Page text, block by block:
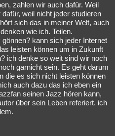
zahlen wir auch dafür. Weil
weil nicht jeder studieren
sich das in meiner Welt, auch
wie ich. Teilen.
kann sich jeder Internet
leisten können um in Zukunft
ich denke so weit sind wir noch
garnicht sein. Es geht darum
die es sich nicht leisten können
auch dazu das ich eben ein
seinen Jazz hören kann,
über sein Leben referiert. ich